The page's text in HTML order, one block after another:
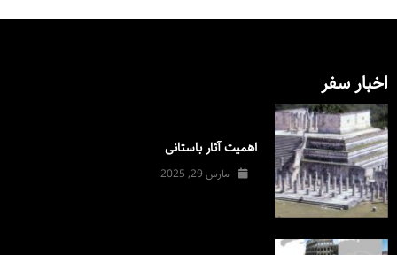
اخبار سفر
اهمیت آثار باستانی
مارس 29, 2025